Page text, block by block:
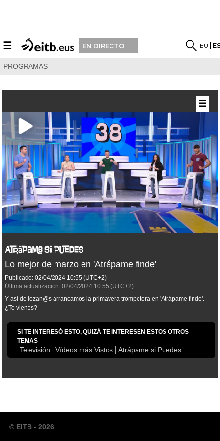
☰ EN DIRECTO EU
PROGRAMAS
Lo mejor de marzo en 'Atrápame finde'
Publicado: 02/04/2024 10:55 (UTC+2)
Última actualización: 02/04/2024 10:55 (UTC+2)
Y así de lozan@s arrancamos la primavera trompetera en 'Atrápame finde'.
¿Te vienes?
SI TE INTERESÓ ESTO, QUIZÁ TE INTERESEN ESTOS OTROS
TEMAS
Televisión Vídeos más Vistos Atrápame si Puedes
☰
© EITB - 2026